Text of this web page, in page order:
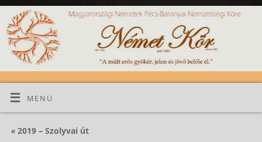
MENÜ
«2019 – Szolyvai út